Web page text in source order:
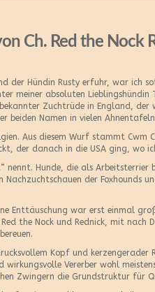
Ch. Red the Nock
der Hündin Rusty erfuhr, war ich
meiner absoluten
Zuchtrüde in England, der
beiden Namen in vielen
Aus diesem Wurf stammt Cwm
der danach in die USA ging, wo
nennt. Hunde, die als
der Foxhounds
Enttäuschung war erst einmal
the Nock und Rednick, mit nach
Kopf und kerzengerader
Vererber wohl
Zwingern die Grundstruktur für